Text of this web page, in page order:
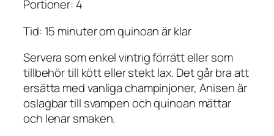
Portioner: 4
Tid: 15 minuter om quinoan är klar
Servera som enkel vintrig förrätt eller som
tillbehör till kött eller stekt lax. Det går bra att
ersätta med vanliga champinjoner, Anisen är
oslagbar till svampen och quinoan mättar
och lenar smaken.